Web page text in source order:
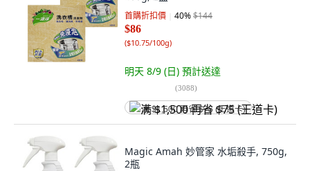
首購折扣價 40%$144
$86
($10.75/100g)
明天 8/9 (日) 預計送達
(3088)
满 $1,500 再省 $75 (王道卡)
Magic Amah 妙管家 水垢殺手, 750g,
2瓶